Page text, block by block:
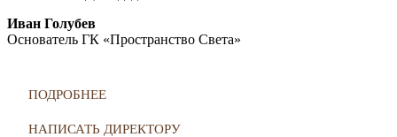
Иван Голубев
Основатель ГК «Пространство Света»
ПОДРОБНЕЕ
НАПИСАТЬ ДИРЕКТОРУ